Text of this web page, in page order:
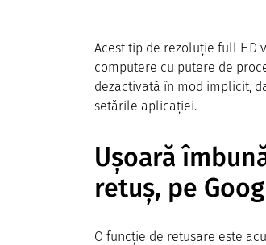
Acest tip de rezoluție full HD
computere cu putere de
dezactivată în mod implicit,
setările aplicației.
Ușoară
retuș, pe
O funcție de retușare este